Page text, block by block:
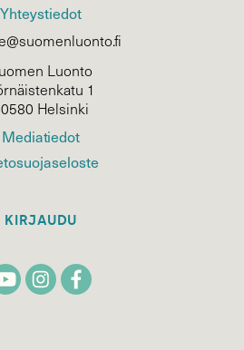
Yhteystiedot
Luonto
1
Helsinki
Mediatiedot
KIRJAUDU